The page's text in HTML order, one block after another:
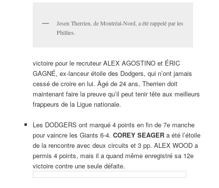
Jesen Therrien, de Montréal-Nord, a été rappelé par les
Phillies.
victoire pour le recruteur ALEX AGOSTINO et ÉRIC
GAGNÉ, ex-lanceur étoile des Dodgers, qui n’ont jamais
cessé de croire en lui. Âgé de 24 ans, Therrien doit
maintenant faire la preuve qu’il peut tenir tête aux meilleurs
frappeurs de la Ligue nationale.
Les DODGERS ont marqué 4 points en fin de 7e manche
pour vaincre les Giants 6-4. COREY SEAGERa été l’étoile
de la rencontre avec deux circuits et 3 pp. ALEX WOOD a
permis 4 points, mais il a quand même enregistré sa 12e
victoire contre une seule défaite.